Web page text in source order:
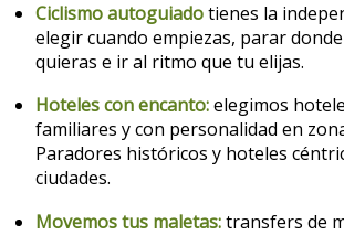
Ciclismo autoguiadotienes la
elegir cuando empiezas, parar
quieras e ir al ritmo que tu elijas.
Hoteles con encanto:elegimos
familiares y con personalidad en
Paradores históricos y hoteles
ciudades.
Movemos tus maletas:transfers de